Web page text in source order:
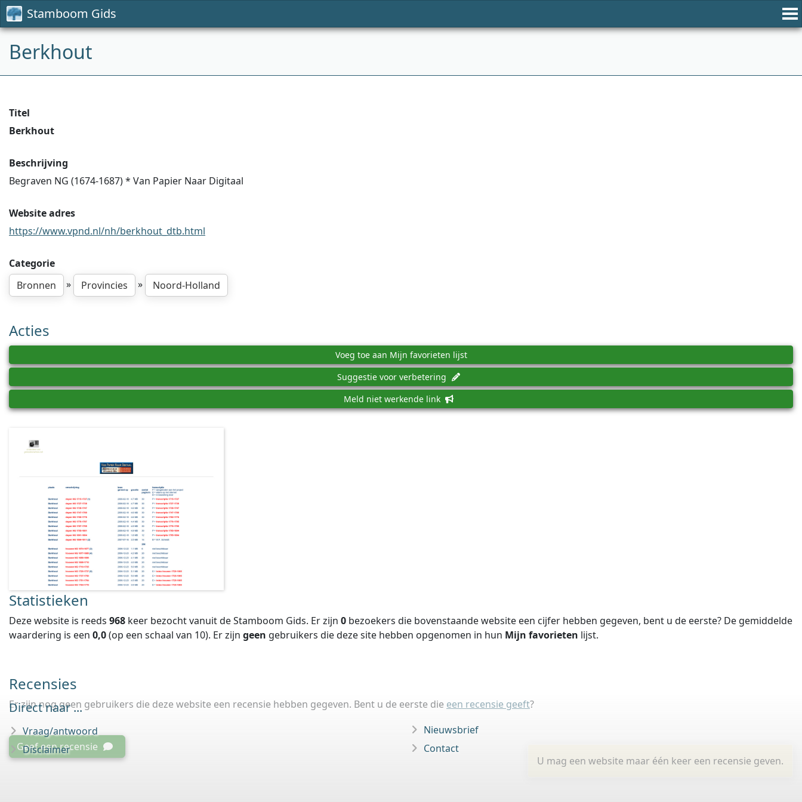
Stamboom Gids
Berkhout
Titel
Berkhout
Beschrijving
Begraven NG (1674-1687) * Van Papier Naar Digitaal
Website adres
https://www.vpnd.nl/nh/berkhout_dtb.html
Categorie
Bronnen
» Provincies » Noord-Holland
Acties
Voeg toe aan Mijn favorieten lijst
Suggestie voor verbetering
Meld niet werkende link
Statistieken
Deze website is reeds 968 keer bezocht vanuit de Stamboom Gids. Er zijn 0 bezoekers die bovenstaande website een cijfer hebben gegeven, bent u de eerste? De gemiddelde
waardering is een 0,0(op een schaal van 10). Er zijn geen gebruikers die deze site hebben opgenomen in hun Mijn favorieten lijst.
Recensies
Er zijn nog geen gebruikers die deze website een recensie hebben gegeven. Bent u de eerste die een recensie geeft?
U mag een website maar één keer een recensie geven.
Geef een recensie
Direct naar ...
Vraag/antwoord
Disclaimer
Nieuwsbrief
Contact